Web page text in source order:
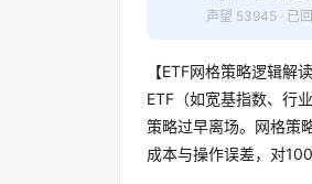
声望 53945 · 已
【ETF网格策略逻辑解
ETF（如宽基指数、行
策略过早离场。网格策
成本与操作误差，对